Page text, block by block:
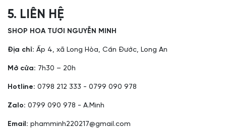
5. LIÊN HỆ
SHOP HOA TƯƠI NGUYỄN MINH
Địa chỉ: Ấp 4, xã Long Hòa, Cần Đước, Long An
Mở cửa: 7h30 – 20h
Hotline: 0798 212 333 - 0799 090 978
Zalo: 0799 090 978 - A.Minh
Email: phamminh220217@gmail.com